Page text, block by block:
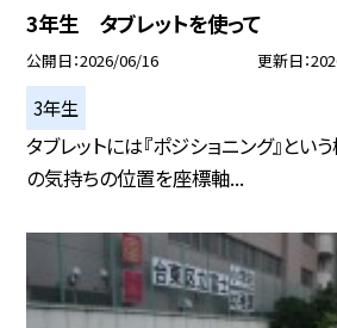
3年生 タブレットを使って
公開日 2026/06/16 更新日
3年生
タブレットには『ポジショニング』とい
の気持ちの位置を座標軸...